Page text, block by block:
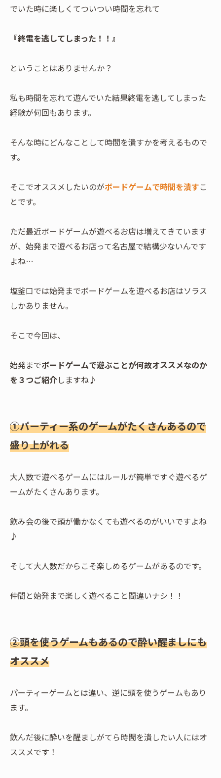
でいた時に楽しくてついつい時間を忘れて
『終電を逃してしまった！！』
ということはありませんか？
私も時間を忘れて遊んでいた結果終電を逃してしまった
経験が何回もあります。
そんな時にどんなことして時間を潰すかを考えるもので
す。
そこでオススメしたいのがボードゲームで時間を潰すこ
とです。
ただ最近ボードゲームが遊べるお店は増えてきています
が、始発まで遊べるお店って名古屋で結構少ないんです
よね…
塩釜口では始発までボードゲームを遊べるお店はソラス
しかありません。
そこで今回は、
始発までボードゲームで遊ぶことが何故オススメなのか
を３つご紹介しますね♪
①パーティー系のゲームがたくさんあるので
盛り上がれる
大人数で遊べるゲームにはルールが簡単ですぐ遊べるゲ
ームがたくさんあります。
飲み会の後で頭が働かなくても遊べるのがいいですよね
♪
そして大人数だからこそ楽しめるゲームがあるのです。
仲間と始発まで楽しく遊べること間違いナシ！！
②頭を使うゲームもあるので酔い醒ましにも
オススメ
パーティーゲームとは違い、逆に頭を使うゲームもあり
ます。
飲んだ後に酔いを醒ましがてら時間を潰したい人にはオ
ススメです！